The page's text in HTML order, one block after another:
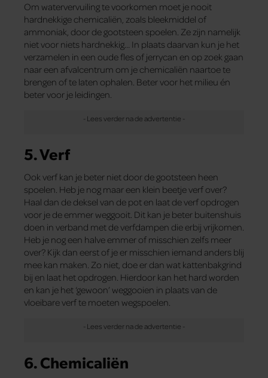
Om watervervuiling te voorkomen moet je nooit
hardnekkige chemicaliën, zoals bleekmiddel of
ammoniak, door de gootsteen spoelen. Ze zijn namelijk
niet voor niets hardnekkig… In plaats daarvan kun je het
verzamelen in een oude fles of jerrycan en op zoek gaan
naar een afvalcentrum om je chemicaliën naartoe te
brengen of te laten ophalen. Beter voor het milieu én
beter voor je leidingen.
5. Verf
Ook verf kan je beter niet door de gootsteen heen
spoelen. Heb je nog maar een klein beetje verf over?
Haal dan de deksel van de pot en laat de verf opdrogen
voor je de emmer weggooit. Dit kan je beter buitenshuis
doen in verband met de verfdampen die erbij vrijkomen.
Heb je nog een halve emmer of misschien zelfs meer
over? Kijk dan eerst of je er misschien iemand anders blij
mee kan maken. Zo niet, doe er dan wat kattenbakgrind
bij en laat het opdrogen. Hierdoor kan het hard worden
en kan je het ‘gewoon’ weggooien in plaats van de
vloeibare verf te moeten wegspoelen.
6. Chemicaliën